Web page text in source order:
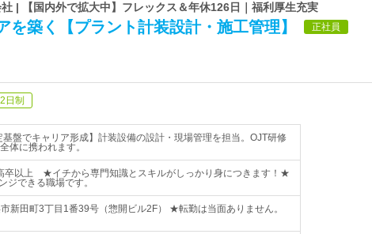
| 【国内外で拡大中】フレックス＆年休126日｜福利厚生充実
を築く【プラント計装設計・施工管理】 正社員
日制
基盤でキャリア形成】計装設備の設計・現場管理を担当。OJT研修
体に携われます。
卒以上 ★イチから専門知識とスキルがしっかり身につきます！★
ジできる職場です。
新田町3丁目1番39号（惣開ビル2F） ★転勤は当面ありません。